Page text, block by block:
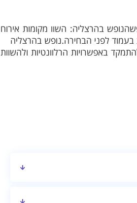
בהרצליה: השוו מקומות אירוח
בעמוד לפני הבחירה.נופש בהרצליה
באפשרויות הרלוונטיות ולהשוות
מומלץ לבדוק את חלוקת החדרים,
והמיטות, רמת הפרטיות, המתקנים